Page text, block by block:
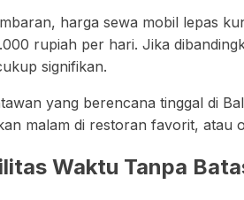
harga sewa mobil lepas
rupiah per hari. Jika
signifikan.
yang berencana tinggal di
malam di restoran favorit, atau
Waktu Tanpa